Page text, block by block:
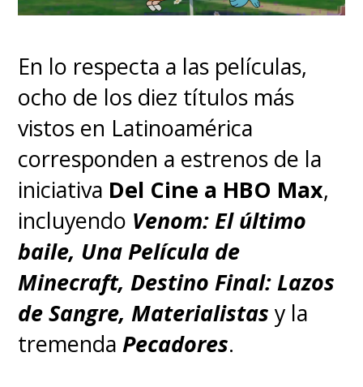
En lo respecta a las películas,
ocho de los diez títulos más
vistos en Latinoamérica
corresponden a estrenos de la
iniciativa Del Cine a HBO Max,
incluyendo Venom: El último
baile, Una Película de
Minecraft, Destino Final: Lazos
de Sangre, Materialistas y la
tremendaPecadores.